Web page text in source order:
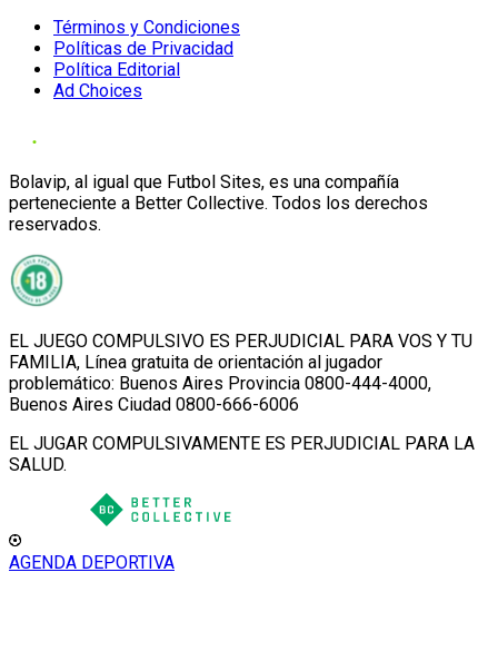
Términos y Condiciones
Políticas de Privacidad
Política Editorial
Ad Choices
Bolavip, al igual que Futbol Sites, es una compañía
perteneciente a Better Collective. Todos los derechos
reservados.
EL JUEGO COMPULSIVO ES PERJUDICIAL PARA VOS Y TU
FAMILIA, Línea gratuita de orientación al jugador
problemático: Buenos Aires Provincia 0800-444-4000,
Buenos Aires Ciudad 0800-666-6006
EL JUGAR COMPULSIVAMENTE ES PERJUDICIAL PARA LA
SALUD.
AGENDA DEPORTIVA